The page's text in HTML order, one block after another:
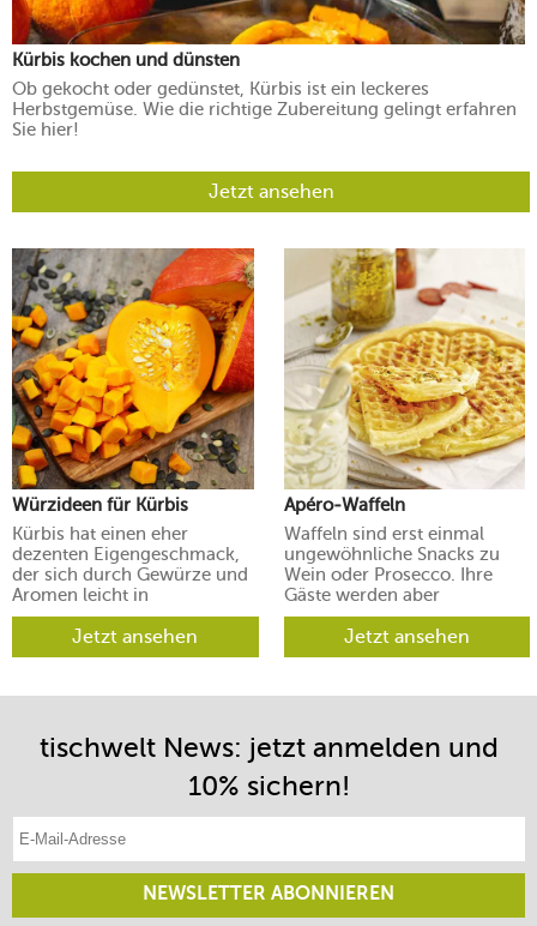
Kürbis kochen und dünsten
Ob gekocht oder gedünstet, Kürbis ist ein leckeres
Herbstgemüse. Wie die richtige Zubereitung gelingt erfahren
Sie hier!
Jetzt ansehen
Würzideen für Kürbis
Kürbis hat einen eher
dezenten Eigengeschmack,
der sich durch Gewürze und
Aromen leicht in
verschiedene Richtungen
lenken lässt.Jetzt ansehen
Apéro-Waffeln
Waffeln sind erst einmal
ungewöhnliche Snacks zu
Wein oder Prosecco. Ihre
Gäste werden aber
begeistert sein.
Jetzt ansehen
tischwelt News: jetzt anmelden und
10% sichern!
E-Mail-Adresse eintragen
NEWSLETTER ABONNIEREN